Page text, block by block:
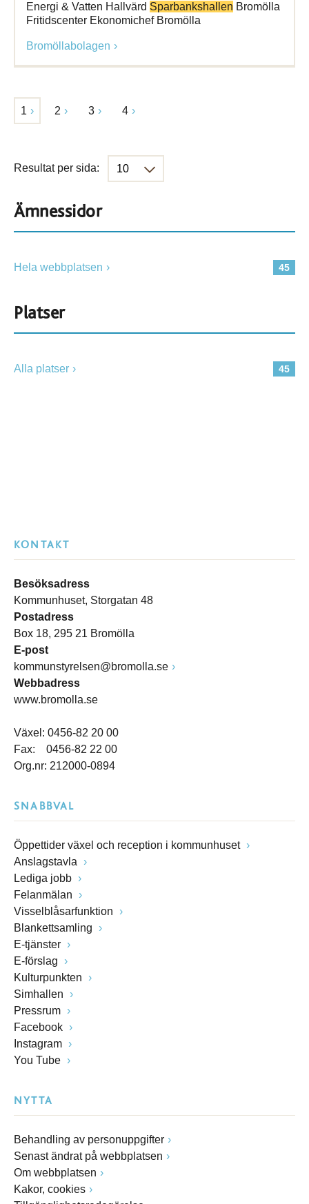
Energi & Vatten Hallvärd Sparbankshallen Bromölla
Fritidscenter Ekonomichef Bromölla
Bromöllabolagen
1 2 3 4
Resultat per sida:
Ämnessidor
45
Hela webbplatsen
Platser
45
Alla platser
KONTAKT
Besöksadress
Kommunhuset, Storgatan 48
Postadress
Box 18, 295 21 Bromölla
E-post
kommunstyrelsen@bromolla.se
Webbadress
www.bromolla.se
Växel: 0456-82 20 00
Fax: 0456-82 22 00
Org.nr: 212000-0894
SNABBVAL
Öppettider växel och reception i kommunhuset
Anslagstavla
Lediga jobb
Felanmälan
Visselblåsarfunktion
Blankettsamling
E-tjänster
E-förslag
Kulturpunkten
Simhallen
Pressrum
Facebook
Instagram
You Tube
NYTTA
Behandling av personuppgifter
Senast ändrat på webbplatsen
Om webbplatsen
Kakor, cookies